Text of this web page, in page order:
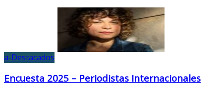
a-Destacados
Encuesta 2025 – Periodistas Internacionales